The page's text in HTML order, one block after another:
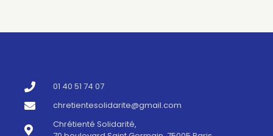
01 40 51 74 07
chretientesolidarite@gmail.com
Chrétienté Solidarité,